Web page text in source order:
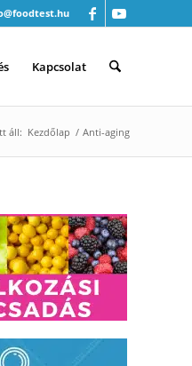
Kapcsolat
áll: Kezdőlap / Anti-aging